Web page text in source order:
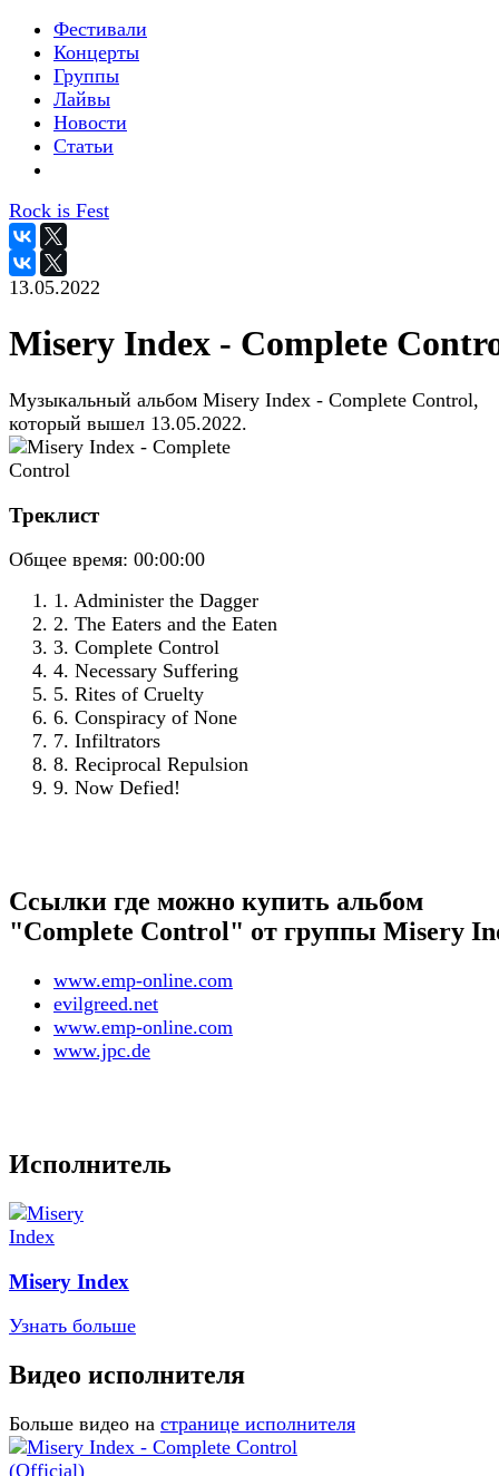
Фестивали
Концерты
Группы
Лайвы
Новости
Статьи
Rock is Fest
13.05.2022
Misery Index - Complete
Музыкальный альбом Misery Index - Complete Control,
который вышел 13.05.2022.
Треклист
Общее время: 00:00:00
1. Administer the Dagger
2. The Eaters and the Eaten
3. Complete Control
4. Necessary Suffering
5. Rites of Cruelty
6. Conspiracy of None
7. Infiltrators
8. Reciprocal Repulsion
9. Now Defied!
Ссылки где можно купить альбом
"Complete Control" от группы Misery
www.emp-online.com
evilgreed.net
www.emp-online.com
www.jpc.de
Исполнитель
Misery Index
Узнать больше
Видео исполнителя
Больше видео на странице исполнителя